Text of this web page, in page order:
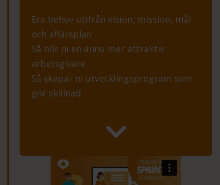
Era behov utifrån vision, mission, mål
och affärsplan
Så blir ni en ännu mer attraktiv
arbetsgivare
Så skapar ni utvecklingsprogram som
gör skillnad